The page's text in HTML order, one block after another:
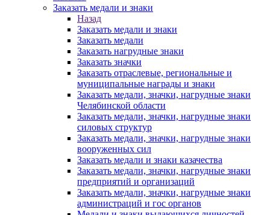
Заказать медали и знаки
Назад
Заказать медали и знаки
Заказать медали
Заказать нагрудные знаки
Заказать значки
Заказать отраслевые, региональные и
муниципальные награды и знаки
Заказать медали, значки, нагрудные знаки
Челябинской области
Заказать медали, значки, нагрудные знаки
силовых структур
Заказать медали, значки, нагрудные знаки
вооруженных сил
Заказать медали и знаки казачества
Заказать медали, значки, нагрудные знаки
предприятий и организаций
Заказать медали, значки, нагрудные знаки
администраций и гос органов